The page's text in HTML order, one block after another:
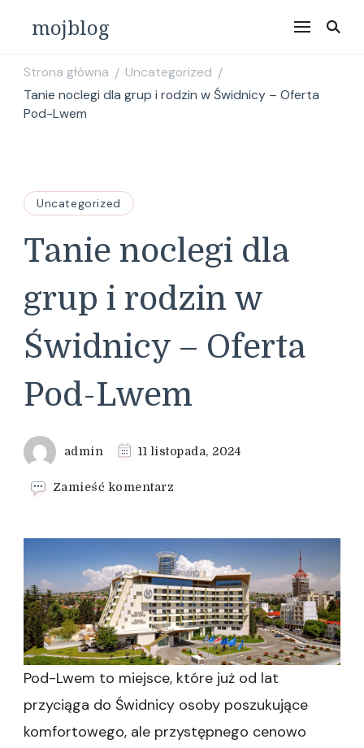
mojblog
Strona główna / Uncategorized /
Tanie noclegi dla grup i rodzin w Świdnicy – Oferta
Pod-Lwem
Uncategorized
Tanie noclegi dla
grup i rodzin w
Świdnicy – Oferta
Pod-Lwem
admin 11 listopada, 2024
Zamieść komentarz
noclegi
dla
grup
i
rodzin
w
Świdnicy
–
Oferta
Lwem
Pod-Lwem to miejsce, które już od lat
przyciąga do Świdnicy osoby poszukujące
komfortowego, ale przystępnego cenowo